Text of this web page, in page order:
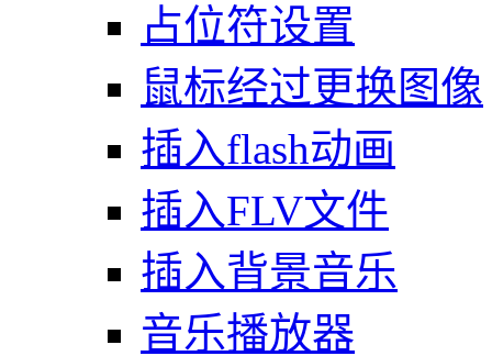
占位符设置
鼠标经过更换图像
插入flash动画
插入FLV文件
插入背景音乐
音乐播放器